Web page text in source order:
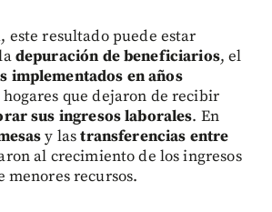
este resultado puede estar
depuración de beneficiarios, el
implementados en años
hogares que dejaron de recibir
sus ingresos laborales. En
y lastransferencias entre
al crecimiento de los ingresos
menores recursos.